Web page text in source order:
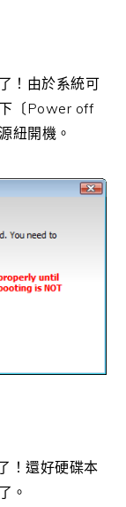
！由於系統可
〔Power off
紐開機。
！還好硬碟本
。